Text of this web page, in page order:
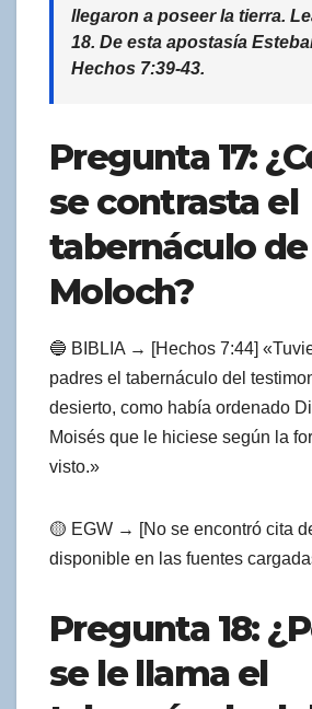
llegaron a poseer la tierra.
18. De esta apostasía
Hechos 7:39-43.
Pregunta 17:
se contrasta el
tabernáculo de
Moloch?
🔵 BIBLIA → [Hechos 7:44]
padres el tabernáculo del
desierto, como había ordenado
Moisés que le hiciese según la
visto.»
🟡 EGW → [No se encontró cita
disponible en las fuentes
Pregunta 18:
se le llama el